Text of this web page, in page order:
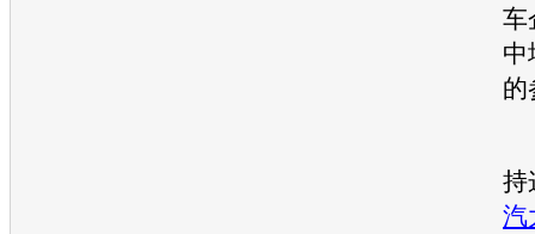
车
中
的
持
汽